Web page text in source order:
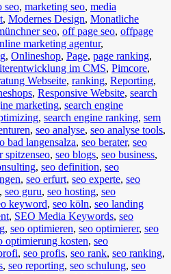
seo, marketing seo, media
, Modernes Design, Monatliche
seo, off page seo, offpage
marketing agentur,
, Onlineshop, Page, page ranking,
im CMS, Pimcore,
Webseite, ranking, Reporting,
, Responsive Website, search
marketing, search engine
, search engine ranking, sem
, seo analyse, seo analyse tools,
bad langensalza, seo berater, seo
spitzenseo, seo blogs, seo business,
, seo definition, seo
, seo erfurt, seo experte, seo
, seo guru, seo hosting, seo
keyword, seo köln, seo landing
, SEO Media Keywords, seo
, seo optimieren, seo optimierer, seo
optimierung kosten, seo
, seo profis, seo rank, seo ranking,
, seo reporting, seo schulung, seo